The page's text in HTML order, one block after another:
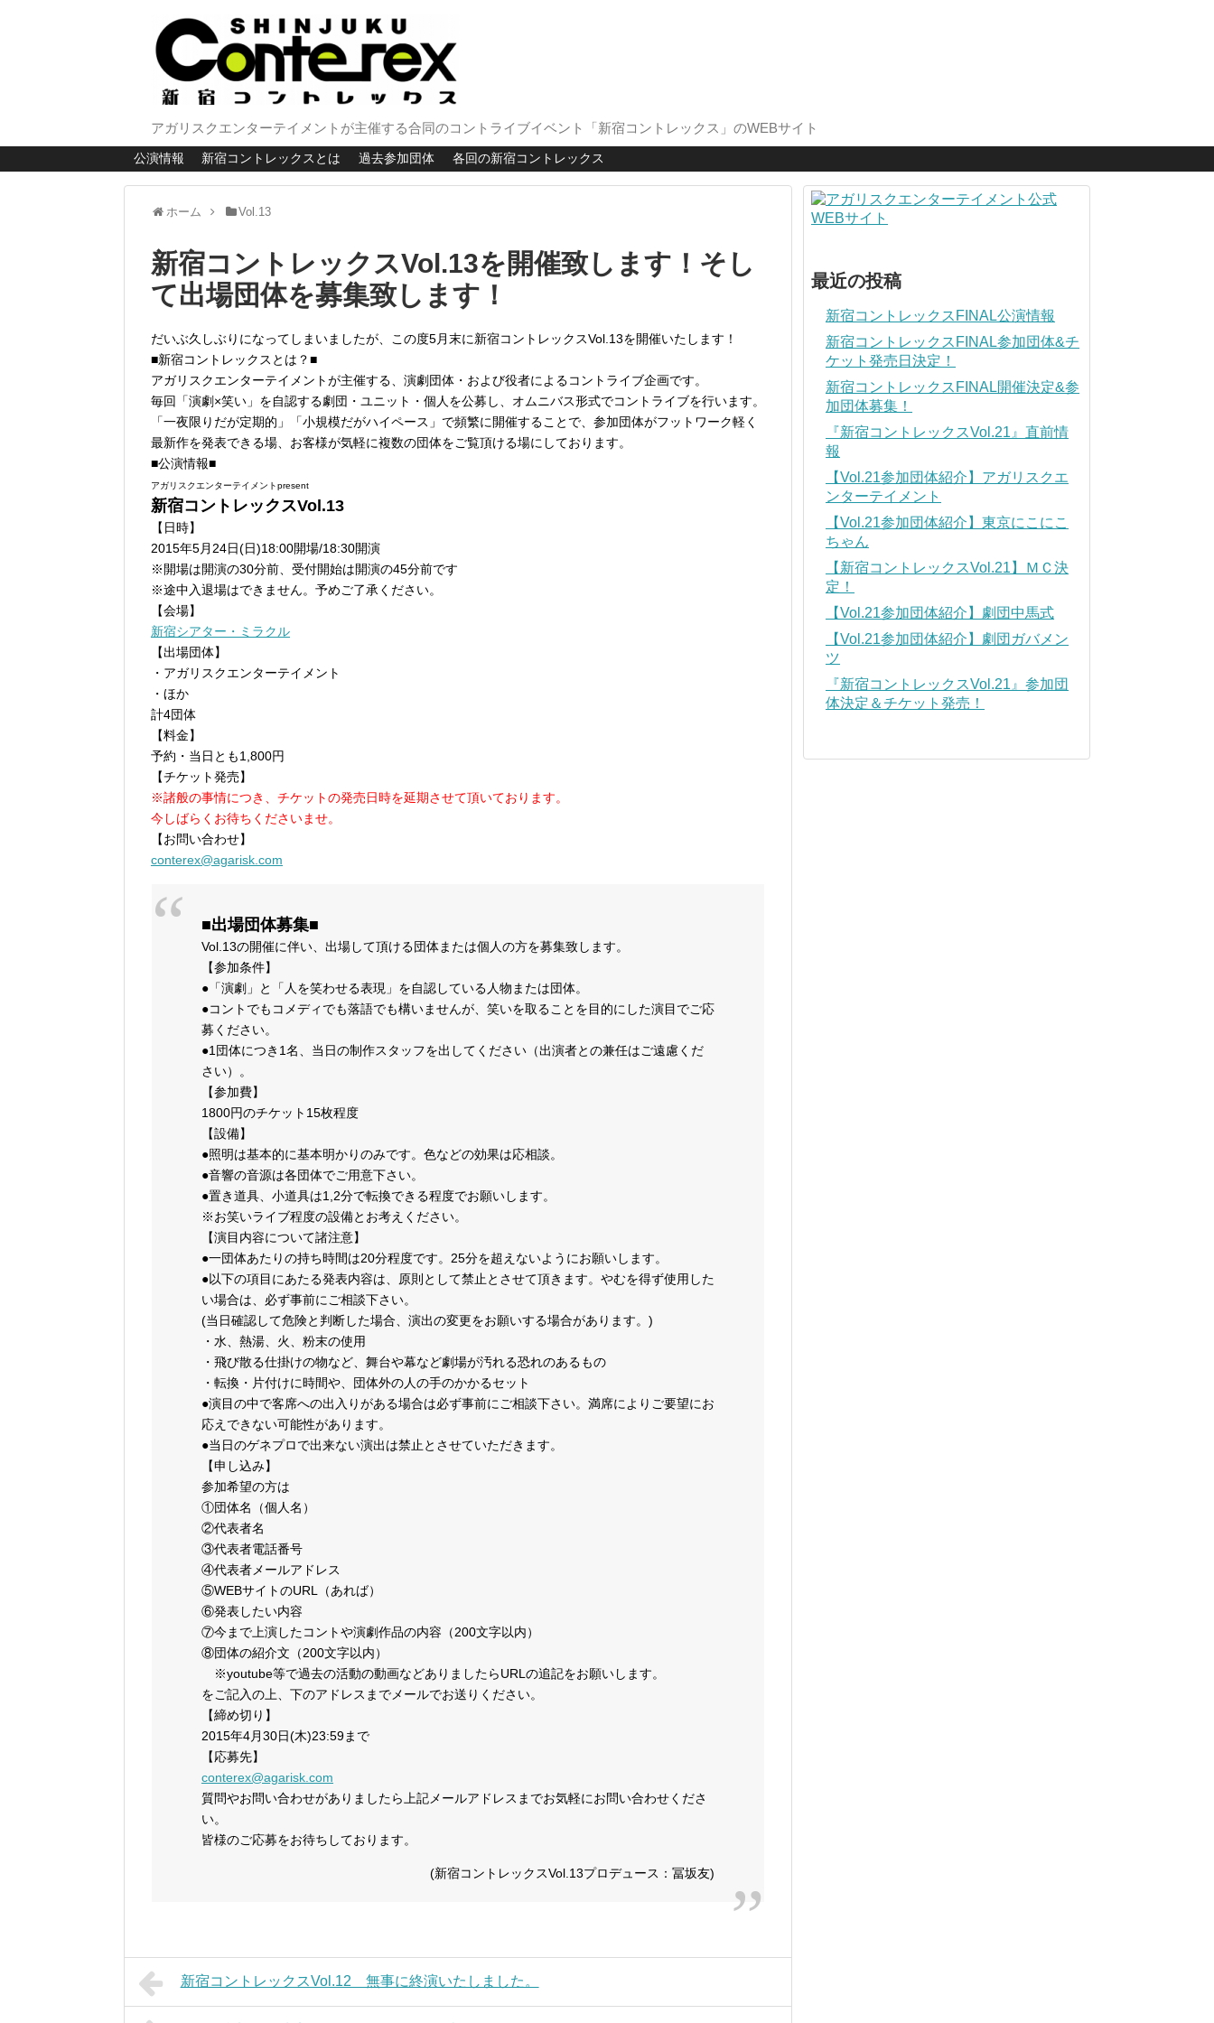
アガリスクエンターテイメントが主催する合同のコントライブイベント「新宿コントレックス」のWEBサイト
公演情報 新宿コントレックスとは 過去参加団体 各回の新宿コントレックス
ホーム Vol.13
新宿コントレックスVol.13を開催致します！そし
て出場団体を募集致します！
だいぶ久しぶりになってしまいましたが、この度5月末に新宿コントレックスVol.13を開催いたします！
■新宿コントレックスとは？■
アガリスクエンターテイメントが主催する、演劇団体・および役者によるコントライブ企画です。
毎回「演劇×笑い」を自認する劇団・ユニット・個人を公募し、オムニバス形式でコントライブを行います。
「一夜限りだが定期的」「小規模だがハイペース」で頻繁に開催することで、参加団体がフットワーク軽く
最新作を発表できる場、お客様が気軽に複数の団体をご覧頂ける場にしております。
■公演情報■
アガリスクエンターテイメントpresent
新宿コントレックスVol.13
【日時】
2015年5月24日(日)18:00開場/18:30開演
※開場は開演の30分前、受付開始は開演の45分前です
※途中入退場はできません。予めご了承ください。
【会場】
新宿シアター・ミラクル
【出場団体】
・アガリスクエンターテイメント
・ほか
計4団体
【料金】
予約・当日とも1,800円
【チケット発売】
※諸般の事情につき、チケットの発売日時を延期させて頂いております。
今しばらくお待ちくださいませ。
【お問い合わせ】
conterex@agarisk.com
■出場団体募集■
Vol.13の開催に伴い、出場して頂ける団体または個人の方を募集致します。
【参加条件】
●「演劇」と「人を笑わせる表現」を自認している人物または団体。
●コントでもコメディでも落語でも構いませんが、笑いを取ることを目的にした演目でご応
募ください。
●1団体につき1名、当日の制作スタッフを出してください（出演者との兼任はご遠慮くだ
さい）。
【参加費】
1800円のチケット15枚程度
【設備】
●照明は基本的に基本明かりのみです。色などの効果は応相談。
●音響の音源は各団体でご用意下さい。
●置き道具、小道具は1,2分で転換できる程度でお願いします。
※お笑いライブ程度の設備とお考えください。
【演目内容について諸注意】
●一団体あたりの持ち時間は20分程度です。25分を超えないようにお願いします。
●以下の項目にあたる発表内容は、原則として禁止とさせて頂きます。やむを得ず使用した
い場合は、必ず事前にご相談下さい。
(当日確認して危険と判断した場合、演出の変更をお願いする場合があります。)
・水、熱湯、火、粉末の使用
・飛び散る仕掛けの物など、舞台や幕など劇場が汚れる恐れのあるもの
・転換・片付けに時間や、団体外の人の手のかかるセット
●演目の中で客席への出入りがある場合は必ず事前にご相談下さい。満席によりご要望にお
応えできない可能性があります。
●当日のゲネプロで出来ない演出は禁止とさせていただきます。
【申し込み】
参加希望の方は
①団体名（個人名）
②代表者名
③代表者電話番号
④代表者メールアドレス
⑤WEBサイトのURL（あれば）
⑥発表したい内容
⑦今まで上演したコントや演劇作品の内容（200文字以内）
⑧団体の紹介文（200文字以内）
※youtube等で過去の活動の動画などありましたらURLの追記をお願いします。
をご記入の上、下のアドレスまでメールでお送りください。
【締め切り】
2015年4月30日(木)23:59まで
【応募先】
conterex@agarisk.com
質問やお問い合わせがありましたら上記メールアドレスまでお気軽にお問い合わせくださ
い。
皆様のご応募をお待ちしております。
(新宿コントレックスVol.13プロデュース：冨坂友)
新宿コントレックスVol.12 無事に終演いたしました。
最近の投稿
新宿コントレックスFINAL公演情報
新宿コントレックスFINAL参加団体&チ
ケット発売日決定！
新宿コントレックスFINAL開催決定&参
加団体募集！
『新宿コントレックスVol.21』直前情
報
【Vol.21参加団体紹介】アガリスクエ
ンターテイメント
【Vol.21参加団体紹介】東京にこにこ
ちゃん
【新宿コントレックスVol.21】ＭＣ決
定！
【Vol.21参加団体紹介】劇団中馬式
【Vol.21参加団体紹介】劇団ガバメン
ツ
『新宿コントレックスVol.21』参加団
体決定＆チケット発売！